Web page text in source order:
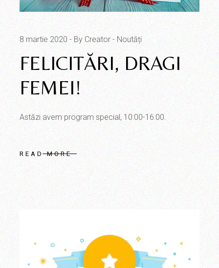
8 martie 2020 By Creator Noutăți
FELICITĂRI, DRAGI
FEMEI!
Astăzi avem program special, 10:00-16:00.
READ MORE